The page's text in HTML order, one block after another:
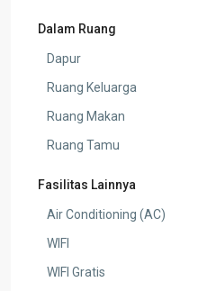
Dalam Ruang
Dapur
Ruang Keluarga
Ruang Makan
Ruang Tamu
Fasilitas Lainnya
Air Conditioning (AC)
WIFI
WIFI Gratis